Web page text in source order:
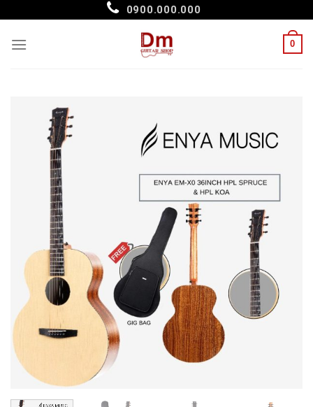
content
0900.000.000
0